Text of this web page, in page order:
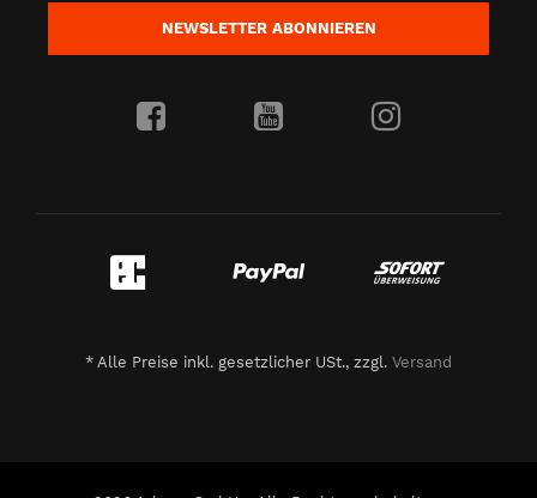
NEWSLETTER ABONNIEREN
* Alle Preise inkl. gesetzlicher USt., zzgl. Versand